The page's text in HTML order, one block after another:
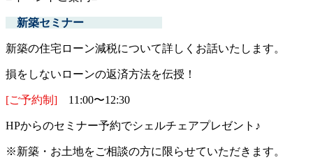
新築セミナー
新築の住宅ローン減税について詳しくお話いたします。
損をしないローンの返済方法を伝授！
[ご予約制] 11:00〜12:30
HPからのセミナー予約でシェルチェアプレゼント♪
※新築・お土地をご相談の方に限らせていただきます。